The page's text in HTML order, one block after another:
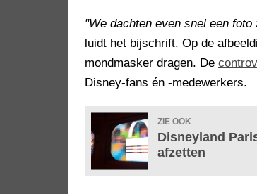
"We dachten even snel een
luidt het bijschrift. Op de
mondmasker dragen. De
Disney-fans én -medewerkers.
ZIE OOK
Disneyland
afzetten